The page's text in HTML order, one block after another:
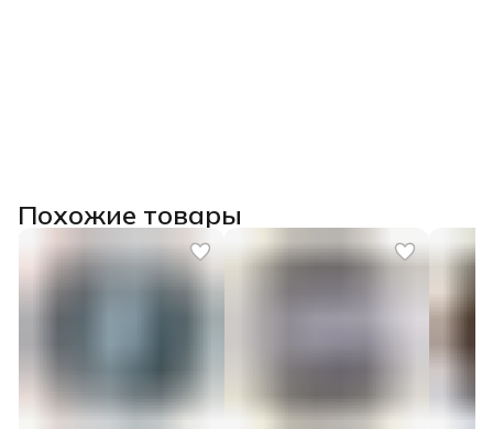
Похожие товары